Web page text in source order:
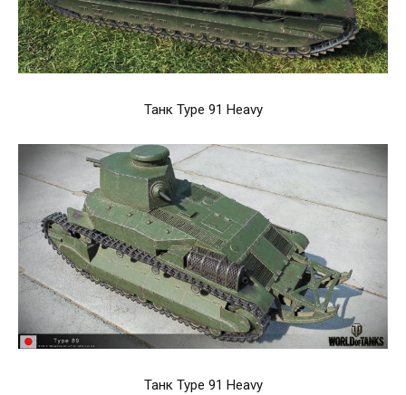
Танк Type 91 Heavy
Танк Type 91 Heavy